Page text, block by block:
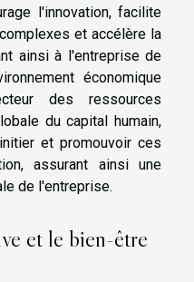
l'innovation, facilite
et accélère la
ainsi à l'entreprise de
économique
des ressources
du capital humain,
et promouvoir ces
assurant ainsi une
de l'entreprise.
et le bien-être